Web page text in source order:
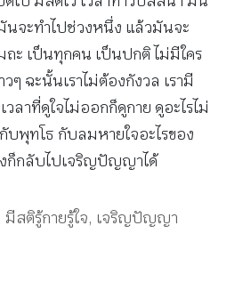
นจะทำไปช่วงหนึ่ง แล้วมันจะ
ถะ เป็นทุกคน เป็นปกติ ไม่มีใคร
ๆ ฉะนั้นเราไม่ต้องกังวล เรามี
วลาที่ดูใจไม่ออกก็ดูกาย ดูอะไรไม่
พุทโธ กับลมหายใจอะไรของ
งก็กลับไปเจริญปัญญาได้
มีสติรู้กายรู้ใจ, เจริญปัญญา